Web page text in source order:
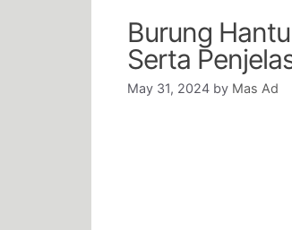
Burung
Serta
May 31, 2024 by Mas Ad